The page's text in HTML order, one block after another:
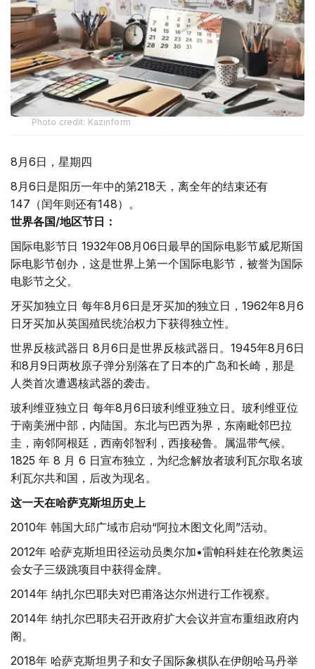
Photo credit: Kazinform
8月6日，星期四
8月6日是阳历一年中的第218天，离全年的结束还有
147（闰年则还有148）。
世界各国/地区节日：
国际电影节日 1932年08月06日最早的国际电影节威尼斯国
际电影节创办，这是世界上第一个国际电影节，被誉为国际
电影节之父。
牙买加独立日 每年8月6日是牙买加的独立日，1962年8月6
日牙买加从英国殖民统治权力下获得独立性。
世界反核武器日 8月6日是世界反核武器日。1945年8月6日
和8月9日两枚原子弹分别落在了日本的广岛和长崎，那是
人类首次遭遇核武器的袭击。
玻利维亚独立日 每年8月6日玻利维亚独立日。玻利维亚位
于南美洲中部，内陆国。东北与巴西为界，东南毗邻巴拉
圭，南邻阿根廷，西南邻智利，西接秘鲁。属温带气候。
1825 年 8 月 6 日宣布独立，为纪念解放者玻利瓦尔取名玻
利瓦尔共和国，后改为现名。
这一天在哈萨克斯坦历史上
2010年 韩国大邱广域市启动“阿拉木图文化周”活动。
2012年 哈萨克斯坦田径运动员奥尔加•雷帕科娃在伦敦奥运
会女子三级跳项目中获得金牌。
2014年 纳扎尔巴耶夫对巴甫洛达尔州进行工作视察。
2014年 纳扎尔巴耶夫召开政府扩大会议并宣布重组政府内
阁。
2018年 哈萨克斯坦男子和女子国际象棋队在伊朗哈马丹举